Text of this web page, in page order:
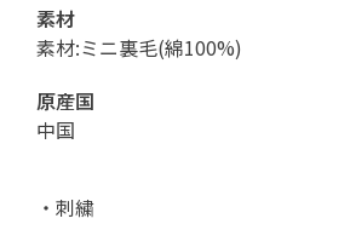
素材
素材:ミニ裏毛(綿100%)
原産国
中国
・刺繍